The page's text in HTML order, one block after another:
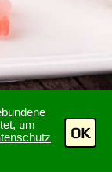
um
OK